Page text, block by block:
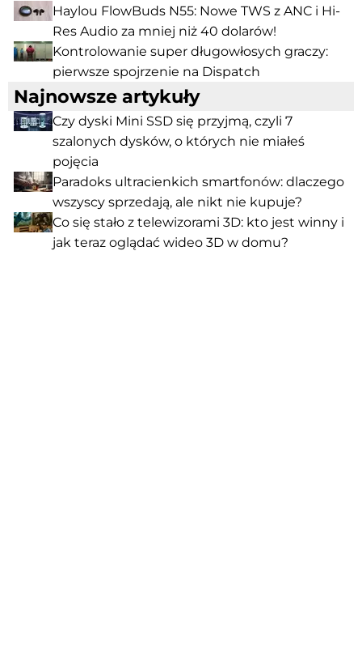
Haylou FlowBuds N55: Nowe TWS z ANC i Hi-
Res Audio za mniej niż 40 dolarów!
Kontrolowanie super długowłosych graczy:
pierwsze spojrzenie na Dispatch
Najnowsze artykuły
Czy dyski Mini SSD się przyjmą, czyli 7
szalonych dysków, o których nie miałeś
pojęcia
Paradoks ultracienkich smartfonów: dlaczego
wszyscy sprzedają, ale nikt nie kupuje?
Co się stało z telewizorami 3D: kto jest winny i
jak teraz oglądać wideo 3D w domu?